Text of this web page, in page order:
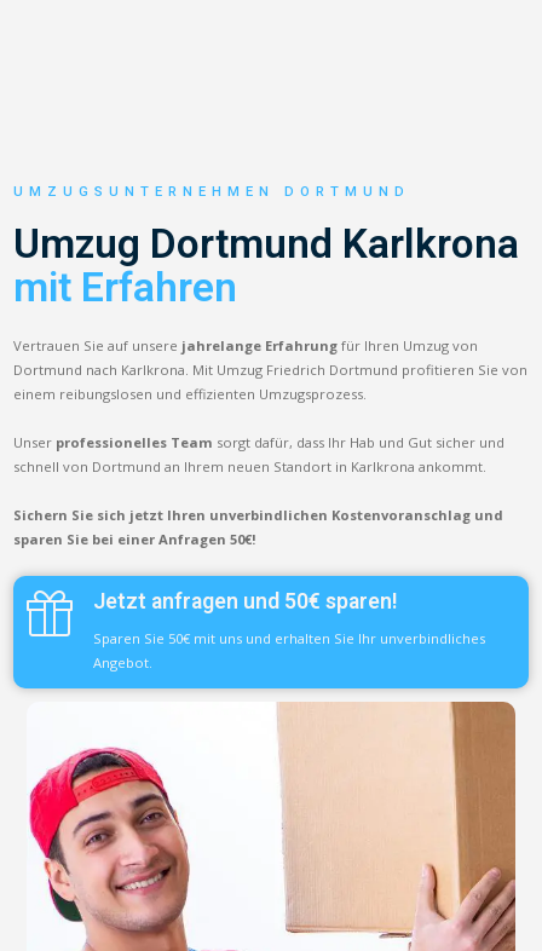
UMZUGSUNTERNEHMEN DORTMUND
Umzug Dortmund Karlkrona
mit Erfahren
Vertrauen Sie auf unsere jahrelange Erfahrung für Ihren Umzug von
Dortmund nach Karlkrona. Mit Umzug Friedrich Dortmund profitieren Sie von
einem reibungslosen und effizienten Umzugsprozess.
Unser professionelles Team sorgt dafür, dass Ihr Hab und Gut sicher und
schnell von Dortmund an Ihrem neuen Standort in Karlkrona ankommt.
Sichern Sie sich jetzt Ihren unverbindlichen Kostenvoranschlag und
sparen Sie bei einer Anfragen 50€!
Jetzt anfragen und 50€ sparen!
Sparen Sie 50€ mit uns und erhalten Sie Ihr unverbindliches
Angebot.